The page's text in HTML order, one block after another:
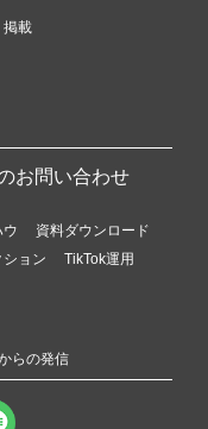
掲載
お問い合わせ
ウ
資料ダウンロード
ョン
TikTok運用
らの発信